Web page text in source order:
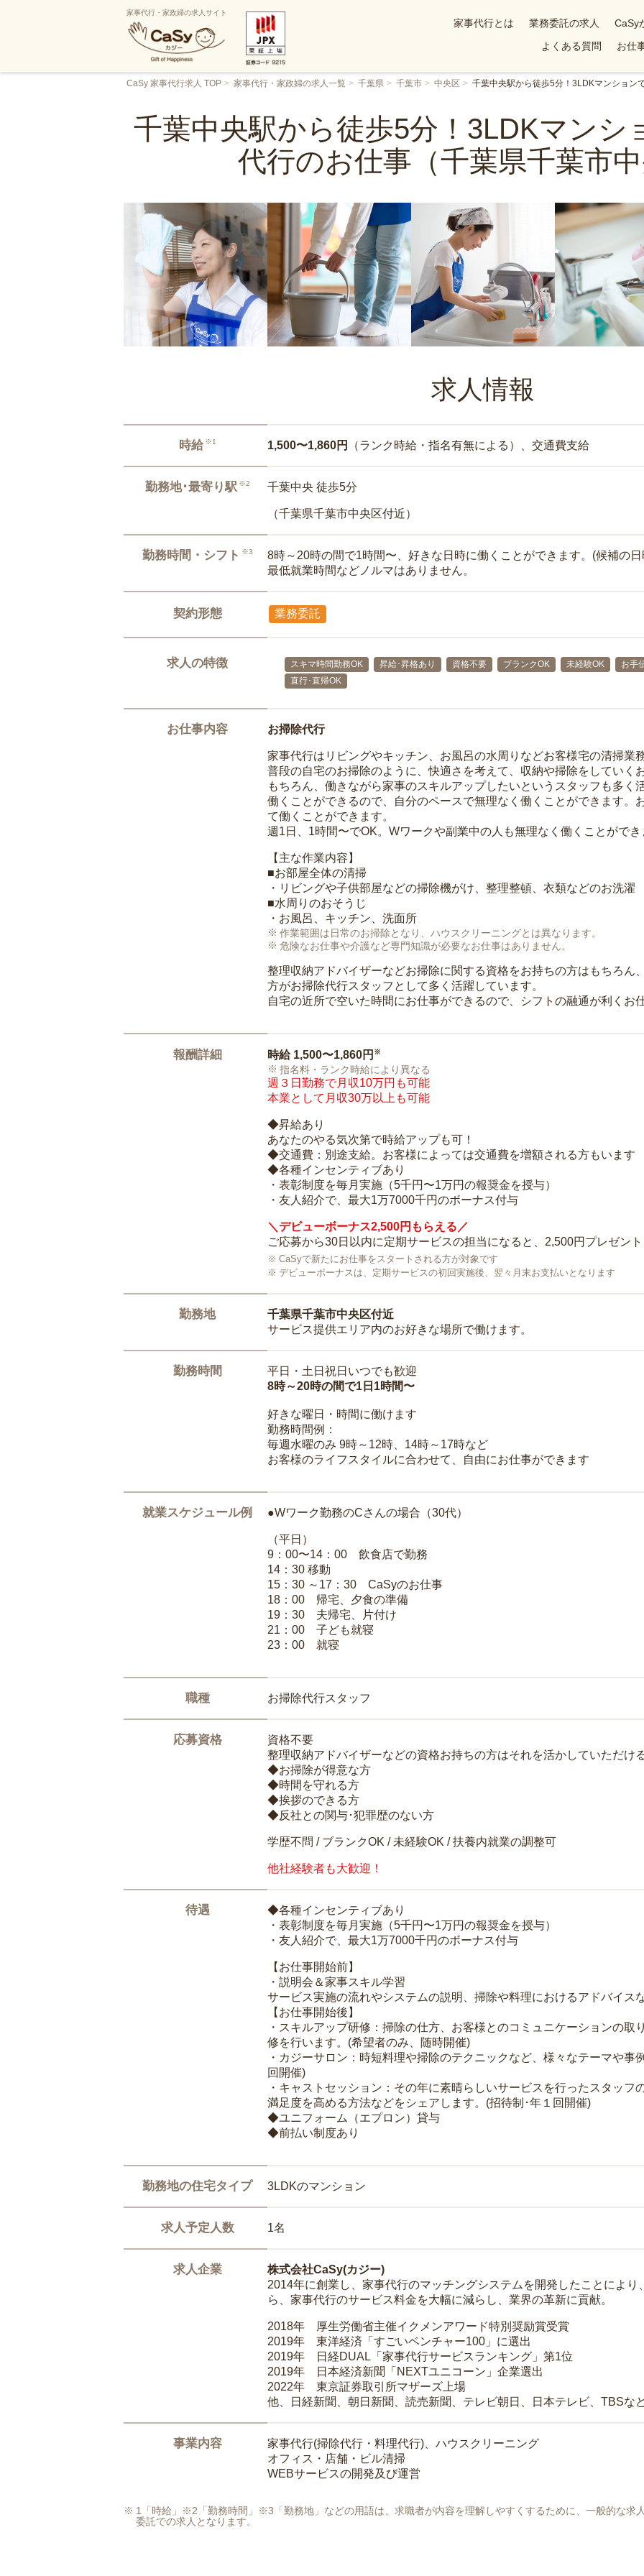
家事代行・家政婦の求人サイト
家事代行とは 業務委託の求人 CaSy
よくある質問
お仕
CaSy 家事代行求人 TOP 家事代行・家政婦の求人一覧 千葉県 千葉市 中央区 千葉中央駅から徒歩5分！3LDKマンション
千葉中央駅から徒歩5分！3LDKマンシ
代行のお仕事（千葉県千葉市中
求人情報
時給 ※1 1,500〜1,860円 （ランク時給・指名有無による）、交通費支給
勤務地･最寄り駅 ※2 千葉中央 徒歩5分
（千葉県千葉市中央区付近）
勤務時間・シフト ※3
8時～20時の間で1時間〜、好きな日時に働くことができます。(候補の
最低就業時間などノルマはありません。
契約形態 業務委託
求人の特徴 スキマ時間勤務OK 昇給･昇格あり 資格不要 ブランクOK 未経験OK お手
直行･直帰OK
お仕事内容 お掃除代行
家事代行はリビングやキッチン、お風呂の水周りなどお客様宅の清掃業務
普段の自宅のお掃除のように、快適さを考えて、収納や掃除をしていく
もちろん、働きながら家事のスキルアップしたいというスタッフも多く
働くことができるので、自分のペースで無理なく働くことができます。
て働くことができます。
週1日、1時間〜でOK。Wワークや副業中の人も無理なく働くことができ
【主な作業内容】
■お部屋全体の清掃
・リビングや子供部屋などの掃除機がけ、整理整頓、衣類などのお洗濯
■水周りのおそうじ
・お風呂、キッチン、洗面所
作業範囲は日常のお掃除となり、ハウスクリーニングとは異なります。
危険なお仕事や介護など専門知識が必要なお仕事はありません。
整理収納アドバイザーなどお掃除に関する資格をお持ちの方はもちろん
方がお掃除代行スタッフとして多く活躍しています。
自宅の近所で空いた時間にお仕事ができるので、シフトの融通が利くお
報酬詳細 時給 1,500〜1,860円 ※
指名料・ランク時給により異なる
週３日勤務で月収10万円も可能
本業として月収30万以上も可能
◆昇給あり
あなたのやる気次第で時給アップも可！
◆交通費：別途支給。お客様によっては交通費を増額される方もいます
◆各種インセンティブあり
・表彰制度を毎月実施（5千円〜1万円の報奨金を授与）
・友人紹介で、最大1万7000千円のボーナス付与
＼デビューボーナス2,500円もらえる／
ご応募から30日以内に定期サービスの担当になると、2,500円プレゼント
CaSyで新たにお仕事をスタートされる方が対象です
デビューボーナスは、定期サービスの初回実施後、翌々月末お支払いとなります
勤務地
千葉県千葉市中央区付近
サービス提供エリア内のお好きな場所で働けます。
勤務時間
平日・土日祝日いつでも歓迎
8時～20時の間で1日1時間〜
好きな曜日・時間に働けます
勤務時間例：
毎週水曜のみ 9時～12時、14時～17時など
お客様のライフスタイルに合わせて、自由にお仕事ができます
就業スケジュール例 ●Wワーク勤務のCさんの場合（30代）
（平日）
9：00〜14：00 飲食店で勤務
14：30 移動
15：30 ～17：30 CaSyのお仕事
18：00 帰宅、夕食の準備
19：30 夫帰宅、片付け
21：00 子ども就寝
23：00 就寝
職種 お掃除代行スタッフ
応募資格
資格不要
整理収納アドバイザーなどの資格お持ちの方はそれを活かしていただけ
◆お掃除が得意な方
◆時間を守れる方
◆挨拶のできる方
◆反社との関与･犯罪歴のない方
学歴不問 / ブランクOK / 未経験OK / 扶養内就業の調整可
他社経験者も大歓迎！
待遇
◆各種インセンティブあり
・表彰制度を毎月実施（5千円〜1万円の報奨金を授与）
・友人紹介で、最大1万7000千円のボーナス付与
【お仕事開始前】
・説明会＆家事スキル学習
サービス実施の流れやシステムの説明、掃除や料理におけるアドバイス
【お仕事開始後】
・スキルアップ研修：掃除の仕方、お客様とのコミュニケーションの
修を行います。(希望者のみ、随時開催)
・カジーサロン：時短料理や掃除のテクニックなど、様々なテーマや事
回開催)
・キャストセッション：その年に素晴らしいサービスを行ったスタッ
満足度を高める方法などをシェアします。(招待制･年１回開催)
◆ユニフォーム（エプロン）貸与
◆前払い制度あり
勤務地の住宅タイプ 3LDKのマンション
求人予定人数 1名
求人企業
株式会社CaSy(カジー)
2014年に創業し、家事代行のマッチングシステムを開発したことによ
ら、家事代行のサービス料金を大幅に減らし、業界の革新に貢献。
2018年 厚生労働省主催イクメンアワード特別奨励賞受賞
2019年 東洋経済「すごいベンチャー100」に選出
2019年 日経DUAL「家事代行サービスランキング」第1位
2019年 日本経済新聞「NEXTユニコーン」企業選出
2022年 東京証券取引所マザーズ上場
他、日経新聞、朝日新聞、読売新聞、テレビ朝日、日本テレビ、TBSな
事業内容
家事代行(掃除代行・料理代行)、ハウスクリーニング
オフィス・店舗・ビル清掃
WEBサービスの開発及び運営
1「時給」※2「勤務時間」※3「勤務地」などの用語は、求職者が内容を理解しやすくするために、一般的な求
委託での求人となります。